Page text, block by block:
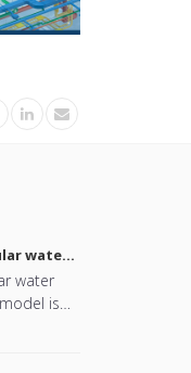
water
water
is